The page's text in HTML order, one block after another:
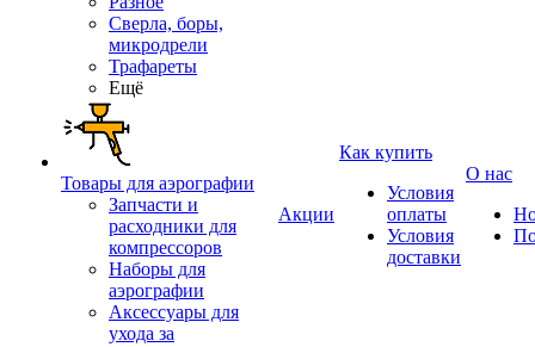
Сверла, боры,
микродрели
Трафареты
Ещё
Товары для аэрографии
Запчасти и
расходники для
компрессоров
Наборы для
аэрографии
Аксессуары для
ухода за
Акции
Как купить
Условия
оплаты
Условия
доставки
О нас